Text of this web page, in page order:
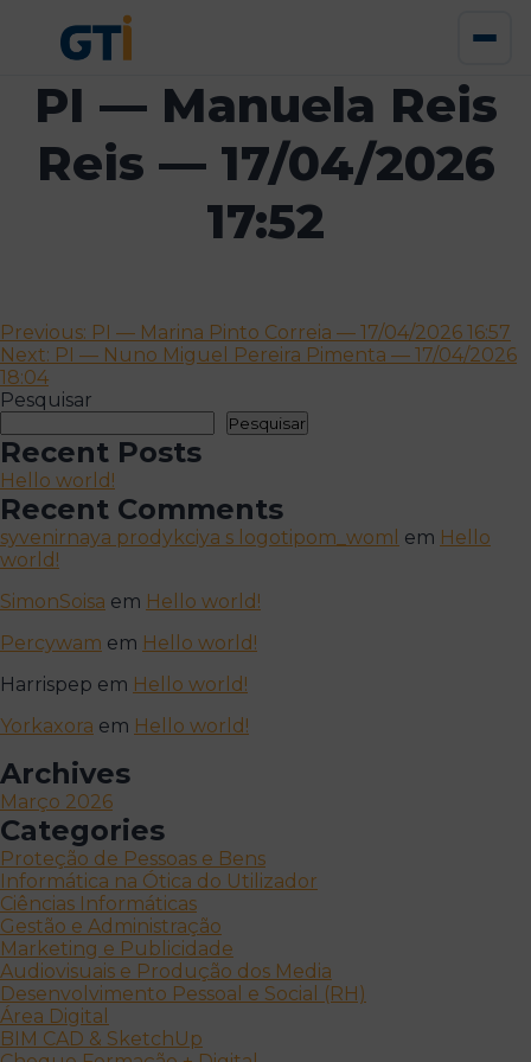
PI — Manuela Reis
Reis — 17/04/2026
17:52
Navegação
de
artigos
Previous: PI — Marina Pinto Correia — 17/04/2026 16:57
Next: PI — Nuno Miguel Pereira Pimenta — 17/04/2026
18:04
Pesquisar
Pesquisar
Recent Posts
Hello world!
Recent Comments
syvenirnaya prodykciya s logotipom_woml em Hello
world!
SimonSoisa em Hello world!
Percywam em Hello world!
Harrispep em Hello world!
Yorkaxora em Hello world!
Archives
Março 2026
Categories
Proteção de Pessoas e Bens
Informática na Ótica do Utilizador
Ciências Informáticas
Gestão e Administração
Marketing e Publicidade
Audiovisuais e Produção dos Media
Desenvolvimento Pessoal e Social (RH)
Área Digital
BIM CAD & SketchUp